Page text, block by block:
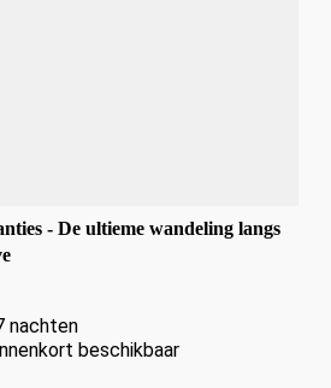
- De ultieme wandeling langs
nachten
beschikbaar